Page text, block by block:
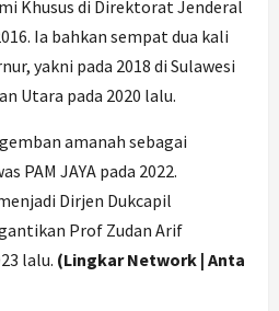
Khusus di Direktorat Jenderal
Ia bahkan sempat dua kali
yakni pada 2018 di Sulawesi
Utara pada 2020 lalu.
amanah sebagai
PAM JAYA pada 2022.
Dirjen Dukcapil
Prof Zudan Arif
lalu. (Lingkar Network | Anta